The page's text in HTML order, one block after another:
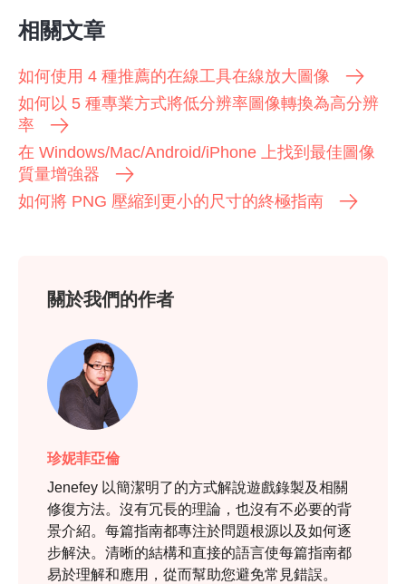
相關文章
如何使用 4 種推薦的在線工具在線放大圖像
如何以 5 種專業方式將低分辨率圖像轉換為高分辨
率
在 Windows/Mac/Android/iPhone 上找到最佳圖像
質量增強器
如何將 PNG 壓縮到更小的尺寸的終極指南
關於我們的作者
珍妮菲亞倫
Jenefey 以簡潔明了的方式解說遊戲錄製及相關
修復方法。沒有冗長的理論，也沒有不必要的背
景介紹。每篇指南都專注於問題根源以及如何逐
步解決。清晰的結構和直接的語言使每篇指南都
易於理解和應用，從而幫助您避免常見錯誤。